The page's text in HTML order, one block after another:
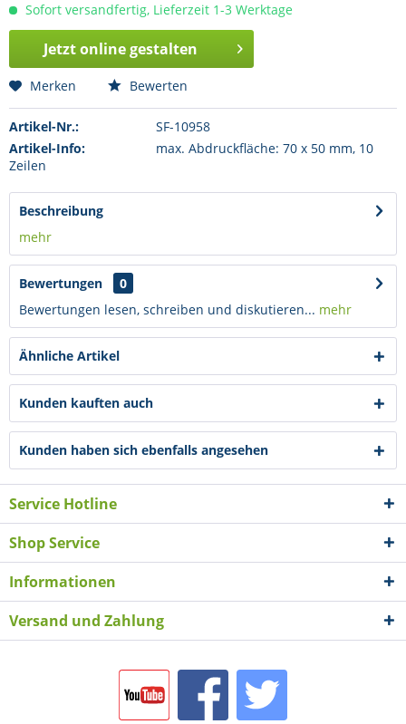
Sofort versandfertig, Lieferzeit 1-3 Werktage
Jetzt online gestalten
Merken Bewerten
Artikel-Nr.:
SF-10958
Artikel-Info:
max. Abdruckfläche: 70 x 50 mm, 10
Zeilen
Beschreibung
mehr
Bewertungen
0
Bewertungen lesen, schreiben und diskutieren... mehr
Ähnliche Artikel
Kunden kauften auch
Kunden haben sich ebenfalls angesehen
Service Hotline
Shop Service
Informationen
Versand und Zahlung